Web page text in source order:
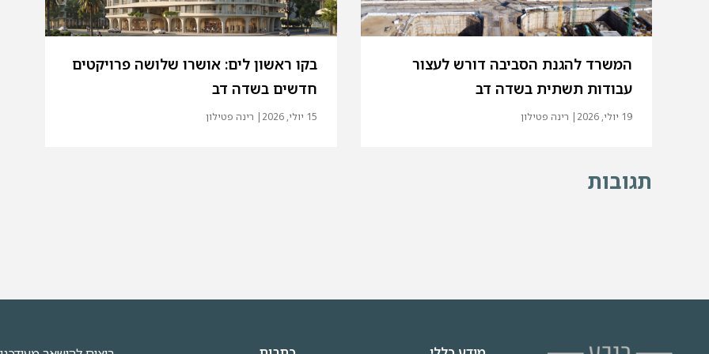
המשרד להגנת הסביבה דורש לעצור
עבודות תשתית בשדה דב
19 יולי, 2026 | רינה פטילון
בקו ראשון לים: אושרו שלושה פרויקטים
חדשים בשדה דב
15 יולי, 2026 | רינה פטילון
תגובות